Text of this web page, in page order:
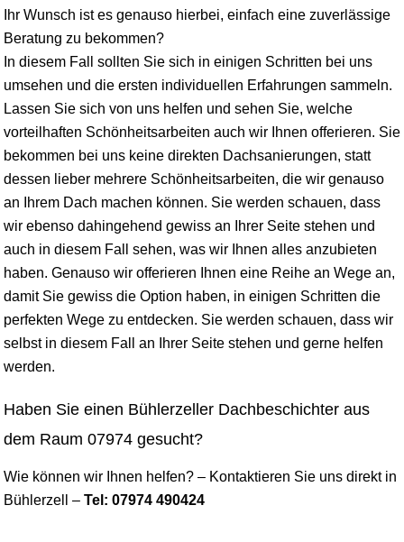
Ihr Wunsch ist es genauso hierbei, einfach eine zuverlässige
Beratung zu bekommen?
In diesem Fall sollten Sie sich in einigen Schritten bei uns
umsehen und die ersten individuellen Erfahrungen sammeln.
Lassen Sie sich von uns helfen und sehen Sie, welche
vorteilhaften Schönheitsarbeiten auch wir Ihnen offerieren. Sie
bekommen bei uns keine direkten Dachsanierungen, statt
dessen lieber mehrere Schönheitsarbeiten, die wir genauso
an Ihrem Dach machen können. Sie werden schauen, dass
wir ebenso dahingehend gewiss an Ihrer Seite stehen und
auch in diesem Fall sehen, was wir Ihnen alles anzubieten
haben. Genauso wir offerieren Ihnen eine Reihe an Wege an,
damit Sie gewiss die Option haben, in einigen Schritten die
perfekten Wege zu entdecken. Sie werden schauen, dass wir
selbst in diesem Fall an Ihrer Seite stehen und gerne helfen
werden.
Haben Sie einen Bühlerzeller Dachbeschichter aus
dem Raum 07974 gesucht?
Wie können wir Ihnen helfen? – Kontaktieren Sie uns direkt in
Bühlerzell – Tel: 07974 490424